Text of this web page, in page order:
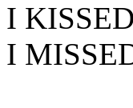
I
I